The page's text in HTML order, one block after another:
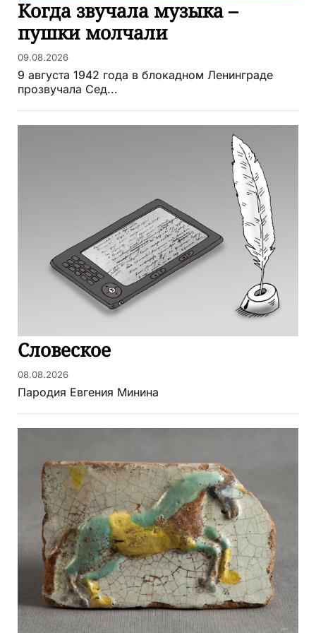
Когда звучала музыка –
пушки молчали
09.08.2026
9 августа 1942 года в блокадном Ленинграде
прозвучала Сед...
Словеское
08.08.2026
Пародия Евгения Минина